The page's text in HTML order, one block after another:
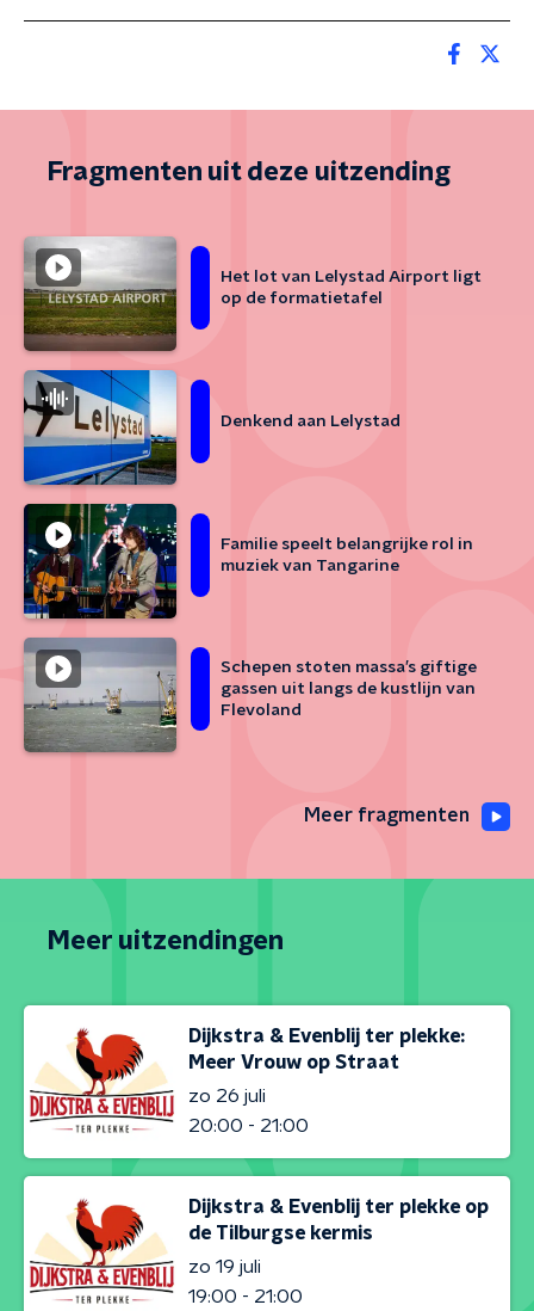
Fragmenten uit deze uitzending
Het lot van Lelystad Airport ligt
op de formatietafel
Denkend aan Lelystad
Familie speelt belangrijke rol in
muziek van Tangarine
Schepen stoten massa’s giftige
gassen uit langs de kustlijn van
Flevoland
Meer fragmenten
Meer uitzendingen
Dijkstra & Evenblij ter plekke:
Meer Vrouw op Straat
zo 26 juli
20:00 - 21:00
Dijkstra & Evenblij ter plekke op
de Tilburgse kermis
zo 19 juli
19:00 - 21:00